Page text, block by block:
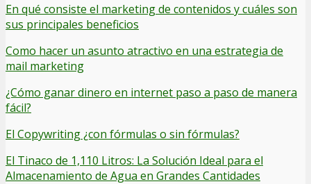
En qué consiste el marketing de contenidos y cuáles son
sus principales beneficios
Como hacer un asunto atractivo en una estrategia de
mail marketing
¿Cómo ganar dinero en internet paso a paso de manera
fácil?
El Copywriting ¿con fórmulas o sin fórmulas?
El Tinaco de 1,110 Litros: La Solución Ideal para el
Almacenamiento de Agua en Grandes Cantidades